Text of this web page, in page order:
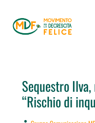
Sequestro
“Rischio di